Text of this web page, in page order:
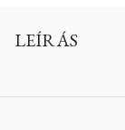
LEÍRÁS